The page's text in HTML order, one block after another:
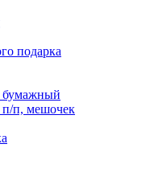
подарка
бумажный
п, мешочек